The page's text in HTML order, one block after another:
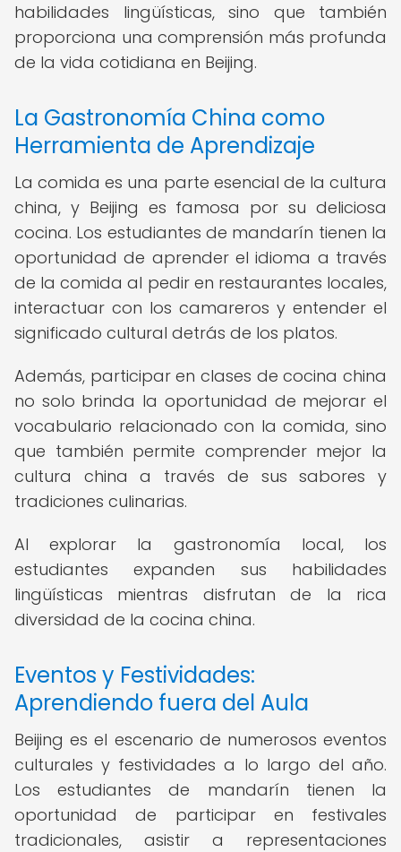
habilidades lingüísticas, sino que también
proporciona una comprensión más profunda
de la vida cotidiana en Beijing.
La Gastronomía China como
Herramienta de Aprendizaje
La comida es una parte esencial de la cultura
china, y Beijing es famosa por su deliciosa
cocina. Los estudiantes de mandarín tienen la
oportunidad de aprender el idioma a través
de la comida al pedir en restaurantes locales,
interactuar con los camareros y entender el
significado cultural detrás de los platos.
Además, participar en clases de cocina china
no solo brinda la oportunidad de mejorar el
vocabulario relacionado con la comida, sino
que también permite comprender mejor la
cultura china a través de sus sabores y
tradiciones culinarias.
Al explorar la gastronomía local, los
estudiantes expanden sus habilidades
lingüísticas mientras disfrutan de la rica
diversidad de la cocina china.
Eventos y Festividades:
Aprendiendo fuera del Aula
Beijing es el escenario de numerosos eventos
culturales y festividades a lo largo del año.
Los estudiantes de mandarín tienen la
oportunidad de participar en festivales
tradicionales, asistir a representaciones